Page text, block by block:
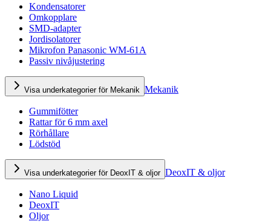
Kondensatorer
Omkopplare
SMD-adapter
Jordisolatorer
Mikrofon Panasonic WM-61A
Passiv nivåjustering
Visa underkategorier för Mekanik Mekanik
Gummifötter
Rattar för 6 mm axel
Rörhållare
Lödstöd
Visa underkategorier för DeoxIT & oljor DeoxIT & oljor
Nano Liquid
DeoxIT
Oljor